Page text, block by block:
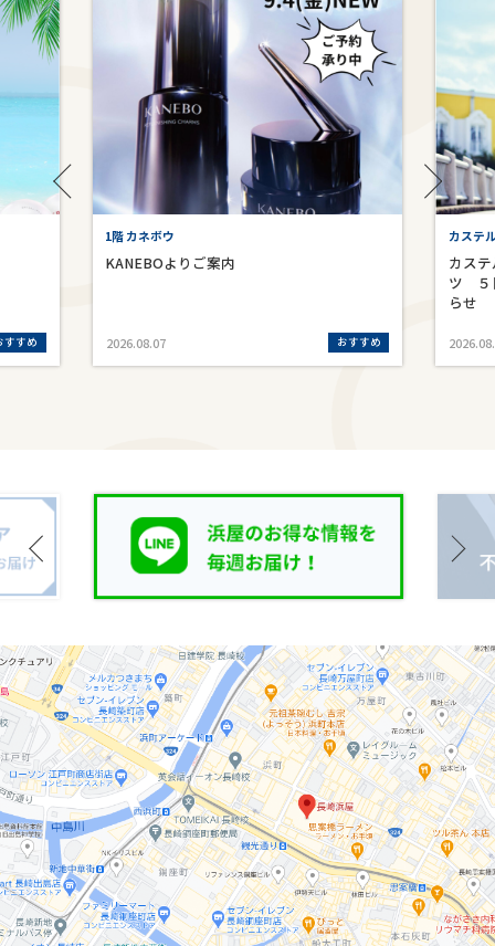
すすめ
1階 カネボウ
KANEBOよりご案内
2026.08.07 おすすめ
カステ
カス
ツ ５
らせ